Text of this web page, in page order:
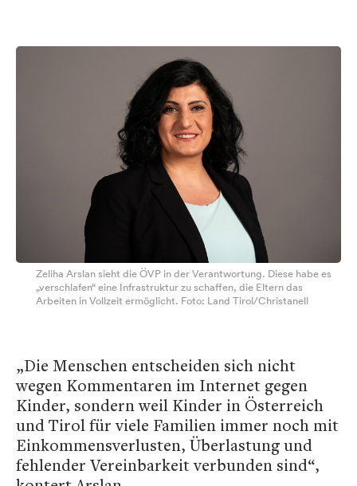
Zeliha Arslan sieht die ÖVP in der Verantwortung. Diese habe es
„verschlafen“ eine Infrastruktur zu schaffen, die Eltern das
Arbeiten in Vollzeit ermöglicht. Foto: Land Tirol/Christanell
„Die Menschen entscheiden sich nicht
wegen Kommentaren im Internet gegen
Kinder, sondern weil Kinder in Österreich
und Tirol für viele Familien immer noch mit
Einkommensverlusten, Überlastung und
fehlender Vereinbarkeit verbunden sind“,